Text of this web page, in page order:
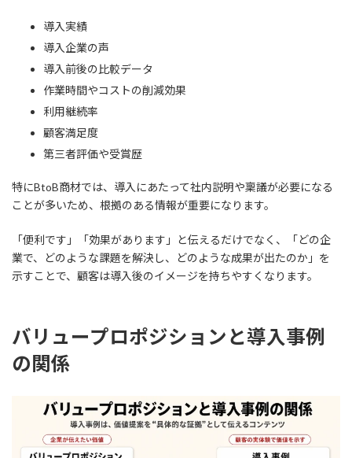
導入実績
導入企業の声
導入前後の比較データ
作業時間やコストの削減効果
利用継続率
顧客満足度
第三者評価や受賞歴
特にBtoB商材では、導入にあたって社内説明や稟議が必要になる
ことが多いため、根拠のある情報が重要になります。
「便利です」「効果があります」と伝えるだけでなく、「どの企
業で、どのような課題を解決し、どのような成果が出たのか」を
示すことで、顧客は導入後のイメージを持ちやすくなります。
バリュープロポジションと導入事例
の関係